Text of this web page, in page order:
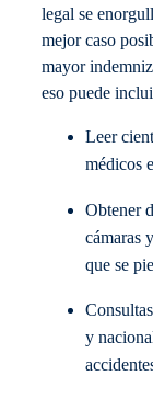
legal se
mejor caso
mayor
eso puede
Leer
médicos
Obtener
cámaras
que se
y